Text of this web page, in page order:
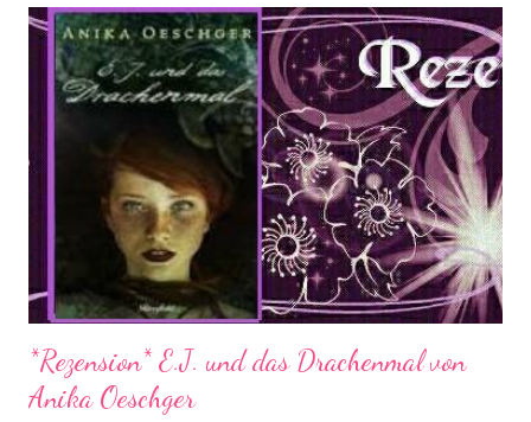
Dienstags bei Steffi & Nadja von Schlunzen-Bücher statt.
Teilnehmen darf jeder wann immer er Lust und Zeit dazu hat.
Die Fragen dürfen auch nach Dienstag noch beantwortet
werden. Bitte benutzt bei einer Teilnahme das Gemeinsam-
Lesen Logo!
*Rezension* E.J. und das Drachenmal von
Anika Oeschger